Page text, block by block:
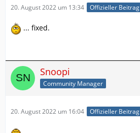
20. August 2022 um 13:34 Offizieller Beitrag
... fixed.
Snoopi
Community Manager
20. August 2022 um 16:04 Offizieller Beitrag